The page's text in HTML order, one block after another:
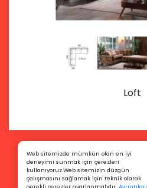
Loft
Web sitemizde mümkün olan en iyi
deneyimi sunmak için çerezleri
kullanıyoruz.Web sitemizin düzgün
çalışmasını sağlamak için teknik olarak